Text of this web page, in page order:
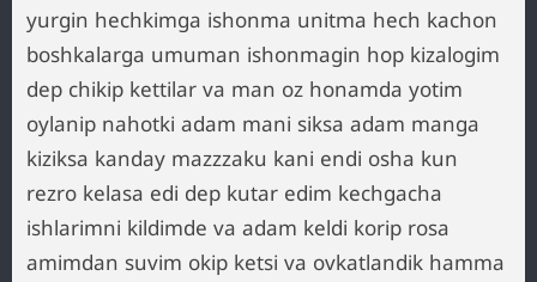
yurgin hechkimga ishonma unitma hech kachon
boshkalarga umuman ishonmagin hop kizalogim
dep chikip kettilar va man oz honamda yotim
oylanip nahotki adam mani siksa adam manga
kiziksa kanday mazzzaku kani endi osha kun
rezro kelasa edi dep kutar edim kechgacha
ishlarimni kildimde va adam keldi korip rosa
amimdan suvim okip ketsi va ovkatlandik hamma